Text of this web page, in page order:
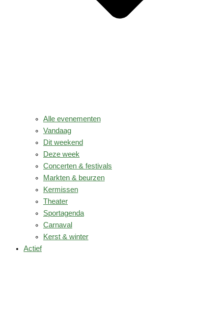
Alle evenementen
Vandaag
Dit weekend
Deze week
Concerten & festivals
Markten & beurzen
Kermissen
Theater
Sportagenda
Carnaval
Kerst & winter
Actief